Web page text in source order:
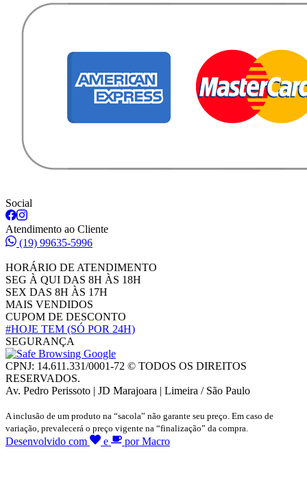
Social
Atendimento ao Cliente
(19) 99635-5996
HORÁRIO DE ATENDIMENTO
SEG À QUI DAS 8H ÀS 18H
SEX DAS 8H ÀS 17H
MAIS VENDIDOS
CUPOM DE DESCONTO
#HOJE TEM (SÓ POR 24H)
SEGURANÇA
CPNJ: 14.611.331/0001-72 © TODOS OS DIREITOS
RESERVADOS.
Av. Pedro Perissoto | JD Marajoara | Limeira / São Paulo
A inclusão de um produto na “sacola” não garante seu preço. Em caso de
variação, prevalecerá o preço vigente na “finalização” da compra.
Desenvolvido com e por Macro